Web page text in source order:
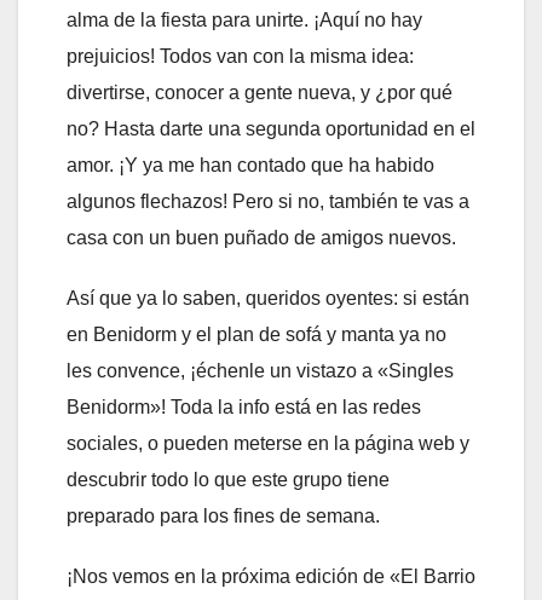
alma de la fiesta para unirte. ¡Aquí no hay
prejuicios! Todos van con la misma idea:
divertirse, conocer a gente nueva, y ¿por qué
no? Hasta darte una segunda oportunidad en el
amor. ¡Y ya me han contado que ha habido
algunos flechazos! Pero si no, también te vas a
casa con un buen puñado de amigos nuevos.
Así que ya lo saben, queridos oyentes: si están
en Benidorm y el plan de sofá y manta ya no
les convence, ¡échenle un vistazo a «Singles
Benidorm»! Toda la info está en las redes
sociales, o pueden meterse en la página web y
descubrir todo lo que este grupo tiene
preparado para los fines de semana.
¡Nos vemos en la próxima edición de «El Barrio